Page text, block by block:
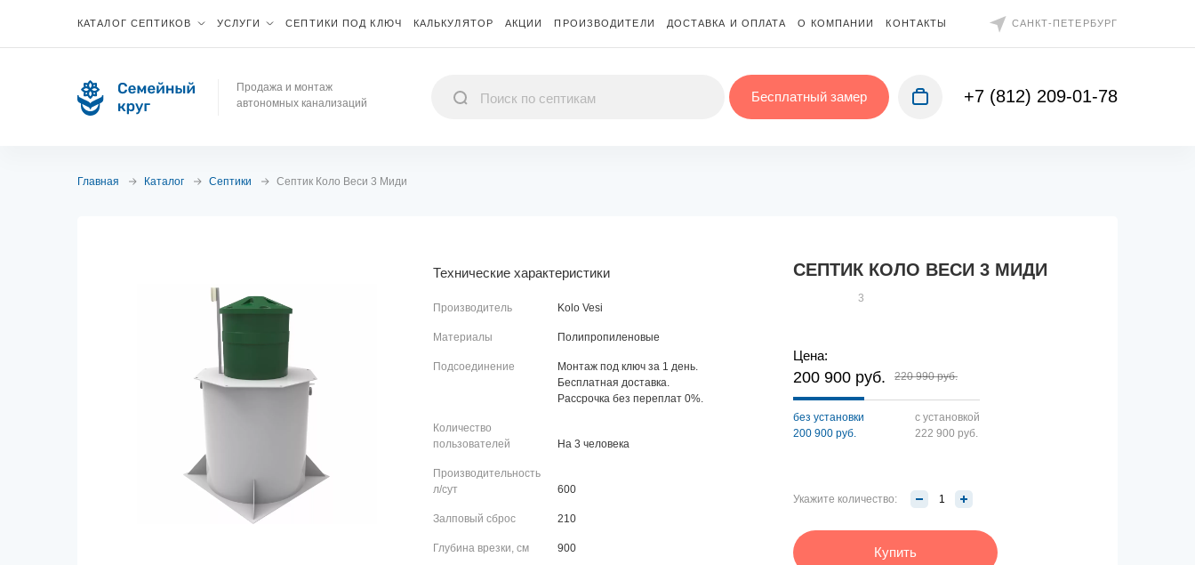
КАТАЛОГ СЕПТИКОВ УСЛУГИ СЕПТИКИ ПОД КЛЮЧ КАЛЬКУЛЯТОР АКЦИИ ПРОИЗВОДИТЕЛИ ДОСТАВКА И ОПЛАТА О КОМПАНИИ КОНТАКТЫ САНКТ-ПЕТЕРБУРГ
Продажа и монтаж
автономных канализаций
Бесплатный замер +7 (812) 209-01-78
Главная Каталог Септики Септик Коло Веси 3 Миди
Технические характеристики
Производитель Kolo Vesi
Материалы Полипропиленовые
Подсоединение
Монтаж под ключ за 1 день.
Бесплатная доставка.
Рассрочка без переплат 0%.
Количество
пользователей
На 3 человека
Производительность
л/сут
600
Залповый сброс 210
Глубина врезки, см 900
СЕПТИК КОЛО ВЕСИ 3 МИДИ
3
Цена:
200 900 руб. 220 990 руб.
без установки
200 900 руб.
с установкой
222 900 руб.
Укажите количество:
Купить